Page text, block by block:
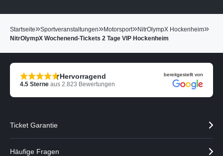
r
i
r
e
r
a
t
n
a
n
Startseite»Sportveranstaltungen»Motorsport»NitrOlympX Hockenheim»
NitrOlympX Wochenend-Tickets 2 Tage VIP Hockenheim
Hervorragend
4.5 Sterne aus 2.823 Bewertungen
bereitgestellt von
Ticket Garantie
Häufige Fragen